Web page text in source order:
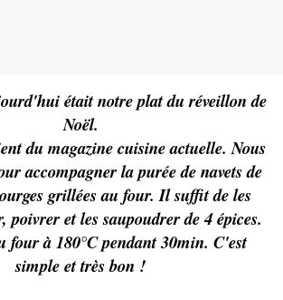
était notre plat du réveillon de
Noël.
du magazine cuisine actuelle. Nous
accompagner la purée de navets de
grillées au four. Il suffit de les
poivrer et les saupoudrer de 4 épices.
four à 180°C pendant 30min. C'est
simple et très bon !